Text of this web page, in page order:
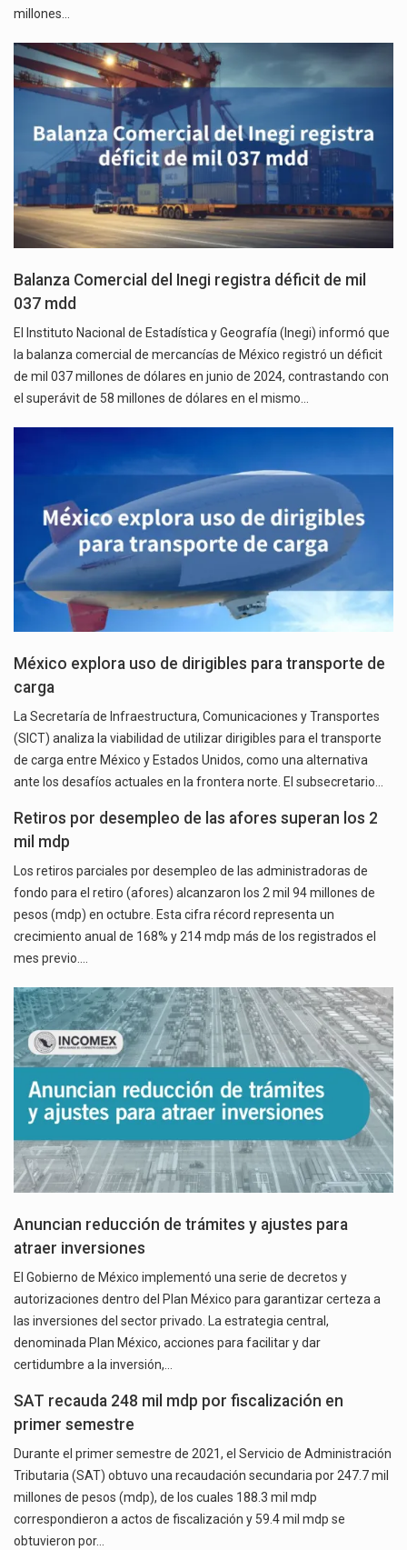
millones…
Balanza Comercial del Inegi registra déficit de mil
037 mdd
El Instituto Nacional de Estadística y Geografía (Inegi) informó que
la balanza comercial de mercancías de México registró un déficit
de mil 037 millones de dólares en junio de 2024, contrastando con
el superávit de 58 millones de dólares en el mismo…
México explora uso de dirigibles para transporte de
carga
La Secretaría de Infraestructura, Comunicaciones y Transportes
(SICT) analiza la viabilidad de utilizar dirigibles para el transporte
de carga entre México y Estados Unidos, como una alternativa
ante los desafíos actuales en la frontera norte. El subsecretario…
Retiros por desempleo de las afores superan los 2
mil mdp
Los retiros parciales por desempleo de las administradoras de
fondo para el retiro (afores) alcanzaron los 2 mil 94 millones de
pesos (mdp) en octubre. Esta cifra récord representa un
crecimiento anual de 168% y 214 mdp más de los registrados el
mes previo.…
Anuncian reducción de trámites y ajustes para
atraer inversiones
El Gobierno de México implementó una serie de decretos y
autorizaciones dentro del Plan México para garantizar certeza a
las inversiones del sector privado. La estrategia central,
denominada Plan México, acciones para facilitar y dar
certidumbre a la inversión,…
SAT recauda 248 mil mdp por fiscalización en
primer semestre
Durante el primer semestre de 2021, el Servicio de Administración
Tributaria (SAT) obtuvo una recaudación secundaria por 247.7 mil
millones de pesos (mdp), de los cuales 188.3 mil mdp
correspondieron a actos de fiscalización y 59.4 mil mdp se
obtuvieron por…